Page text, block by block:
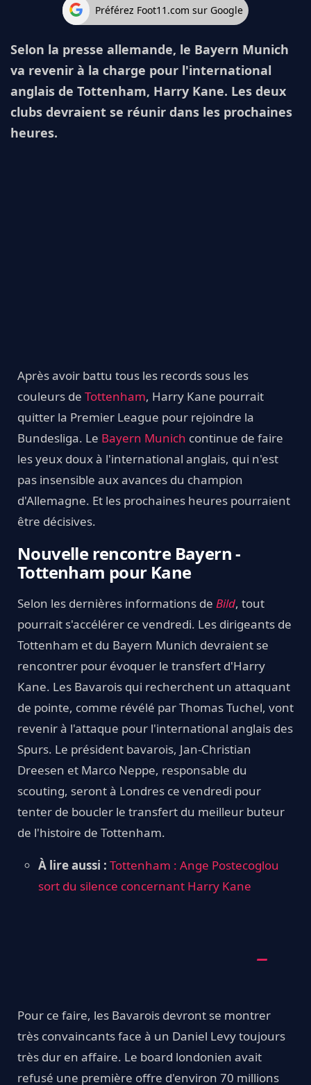
Préférez Foot11.com sur Google
Selon la presse allemande, le Bayern Munich
va revenir à la charge pour l'international
anglais de Tottenham, Harry Kane. Les deux
clubs devraient se réunir dans les prochaines
heures.
Après avoir battu tous les records sous les
couleurs de Tottenham, Harry Kane pourrait
quitter la Premier League pour rejoindre la
Bundesliga. Le Bayern Munich continue de faire
les yeux doux à l'international anglais, qui n'est
pas insensible aux avances du champion
d'Allemagne. Et les prochaines heures pourraient
être décisives.
Nouvelle rencontre Bayern -
Tottenham pour Kane
Selon les dernières informations de Bild, tout
pourrait s'accélérer ce vendredi. Les dirigeants de
Tottenham et du Bayern Munich devraient se
rencontrer pour évoquer le transfert d'Harry
Kane. Les Bavarois qui recherchent un attaquant
de pointe, comme révélé par Thomas Tuchel, vont
revenir à l'attaque pour l'international anglais des
Spurs. Le président bavarois, Jan-Christian
Dreesen et Marco Neppe, responsable du
scouting, seront à Londres ce vendredi pour
tenter de boucler le transfert du meilleur buteur
de l'histoire de Tottenham.
À lire aussi : Tottenham : Ange Postecoglou
sort du silence concernant Harry Kane
Pour ce faire, les Bavarois devront se montrer
très convaincants face à un Daniel Levy toujours
très dur en affaire. Le board londonien avait
refusé une première offre d'environ 70 millions